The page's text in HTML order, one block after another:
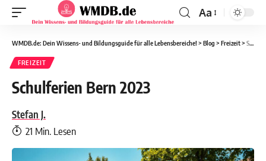
Aa
WMDB.de: Dein Wissens- und Bildungsguide für alle Lebensbereiche! > Blog > Freizeit> Schulferien Bern 2023
FREIZEIT
Schulferien Bern 2023
Stefan J.
21 Min. Lesen